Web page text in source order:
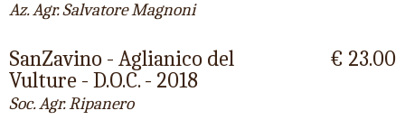
Az. Agr. Salvatore Magnoni
SanZavino - Aglianico del
Vulture - D.O.C. - 2018
Soc. Agr. Ripanero
€ 23.00